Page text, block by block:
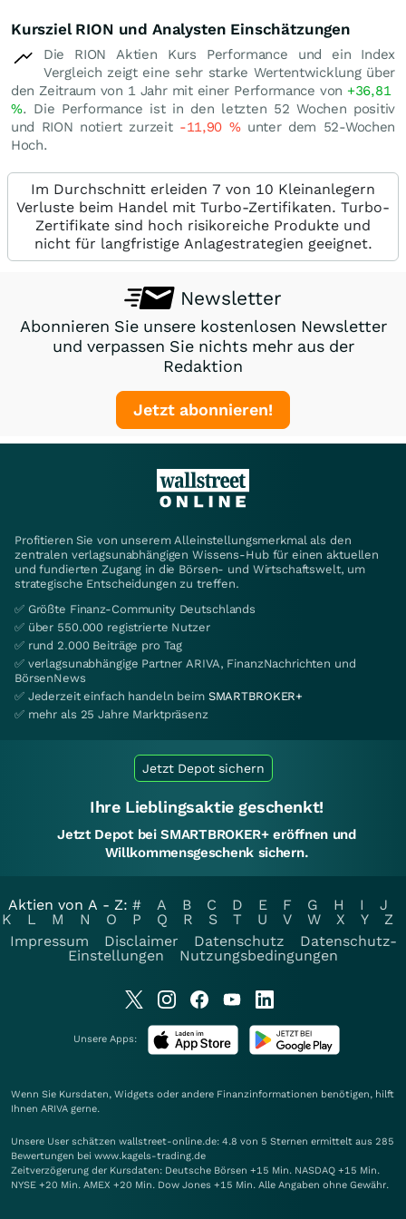
Kursziel RION und Analysten Einschätzungen
Die RION Aktien Kurs Performance und ein Index
Vergleich zeigt eine sehr starke Wertentwicklung über
den Zeitraum von 1 Jahr mit einer Performance von +36,81
%. Die Performance ist in den letzten 52 Wochen positiv
und RION notiert zurzeit -11,90 %unter dem 52-Wochen
Hoch.
Im Durchschnitt erleiden 7 von 10 Kleinanlegern
Verluste beim Handel mit Turbo-Zertifikaten. Turbo-
Zertifikate sind hoch risikoreiche Produkte und
nicht für langfristige Anlagestrategien geeignet.
Newsletter
Abonnieren Sie unsere kostenlosen Newsletter
und verpassen Sie nichts mehr aus der
Redaktion
Jetzt abonnieren!
Profitieren Sie von unserem Alleinstellungsmerkmal als den
zentralen verlagsunabhängigen Wissens-Hub für einen aktuellen
und fundierten Zugang in die Börsen- und Wirtschaftswelt, um
strategische Entscheidungen zu treffen.
✅ Größte Finanz-Community Deutschlands
✅ über 550.000 registrierte Nutzer
✅ rund 2.000 Beiträge pro Tag
✅ verlagsunabhängige Partner ARIVA, FinanzNachrichten und
BörsenNews
✅ Jederzeit einfach handeln beim SMARTBROKER+
✅ mehr als 25 Jahre Marktpräsenz
Jetzt Depot sichern
Ihre Lieblingsaktie geschenkt!
Jetzt Depot bei SMARTBROKER+ eröffnen und
Willkommensgeschenk sichern.
Aktien von A - Z: # A B C D E F G H I
J
K
L M N O P Q R S T U V W X Y
Z
Impressum
Disclaimer Datenschutz
Datenschutz-
Einstellungen
Nutzungsbedingungen
Unsere Apps:
Wenn Sie Kursdaten, Widgets oder andere Finanzinformationen benötigen, hilft
Ihnen ARIVA gerne.
Unsere User schätzen wallstreet-online.de: 4.8 von 5 Sternen ermittelt aus 285
Bewertungen bei www.kagels-trading.de
Zeitverzögerung der Kursdaten: Deutsche Börsen +15 Min. NASDAQ +15 Min.
NYSE +20 Min. AMEX +20 Min. Dow Jones +15 Min. Alle Angaben ohne Gewähr.